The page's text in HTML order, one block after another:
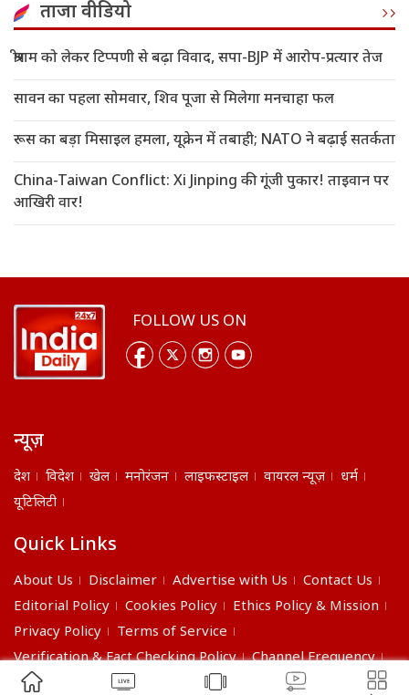
ताजा वीडियो
श्रीराम को लेकर टिप्पणी से बढ़ा विवाद, सपा-BJP में आरोप-प्रत्यार तेज
सावन का पहला सोमवार, शिव पूजा से मिलेगा मनचाहा फल
रूस का बड़ा मिसाइल हमला, यूक्रेन में तबाही; NATO ने बढ़ाई सतर्कता
China-Taiwan Conflict: Xi Jinping की गूंजी पुकार! ताइवान पर
आखिरी वार!
FOLLOW US ON
न्यूज़
देश विदेश खेल मनोरंजन लाइफस्टाइल वायरल न्यूज़
धर्म
यूटिलिटी
Quick Links
About Us Disclaimer Advertise with Us
Contact Us
Editorial Policy
Cookies Policy
Ethics Policy & Mission
Privacy Policy
Terms of Service
Verification & Fact Checking Policy
Channel Frequency